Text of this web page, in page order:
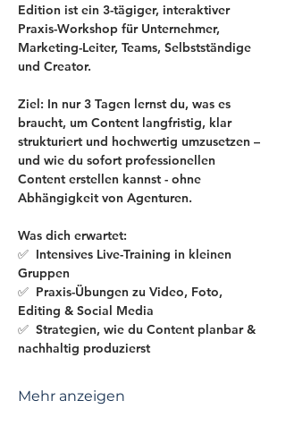
Edition ist ein 3-tägiger, interaktiver
Praxis-Workshop für Unternehmer,
Marketing-Leiter, Teams, Selbstständige
und Creator.
Ziel: In nur 3 Tagen lernst du, was es
braucht, um Content langfristig, klar
strukturiert und hochwertig umzusetzen –
und wie du sofort professionellen
Content erstellen kannst - ohne
Abhängigkeit von Agenturen.
Was dich erwartet:
✅  Intensives Live-Training in kleinen
Gruppen
✅  Praxis-Übungen zu Video, Foto,
Editing & Social Media
✅  Strategien, wie du Content planbar &
nachhaltig produzierst
Mehr anzeigen